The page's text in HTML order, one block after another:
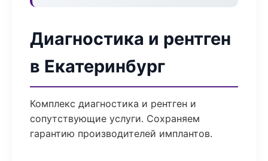
Диагностика и рентген
в Екатеринбург
Комплекс диагностика и рентген и
сопутствующие услуги. Сохраняем
гарантию производителей имплантов.